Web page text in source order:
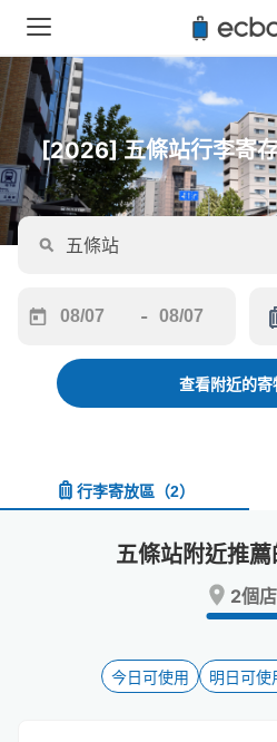
[2026] 五條站行李寄
forward
interact
and
-
backward
interact
and
a
date.
key
to
查看附近的寄
行李寄放區 （2）
五條站附近推
2個
今日可使用 明日可使